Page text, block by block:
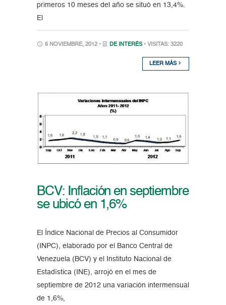
primeros 10 meses del año se situó en 13,4%.
El
6 NOVIEMBRE, 2012 • DE INTERÉS • VISITAS: 3220
LEER MÁS
BCV: Inflación en septiembre
se ubicó en 1,6%
El Índice Nacional de Precios al Consumidor
(INPC), elaborado por el Banco Central de
Venezuela (BCV) y el Instituto Nacional de
Estadística (INE), arrojó en el mes de
septiembre de 2012 una variación intermensual
de 1,6%,